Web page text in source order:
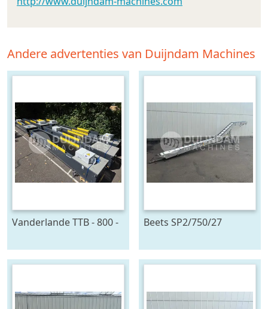
Andere advertenties van Duijndam Machines
Vanderlande TTB - 800 -
telescoopband 4 delig,
2400 x 80 cm
Beets SP2/750/27